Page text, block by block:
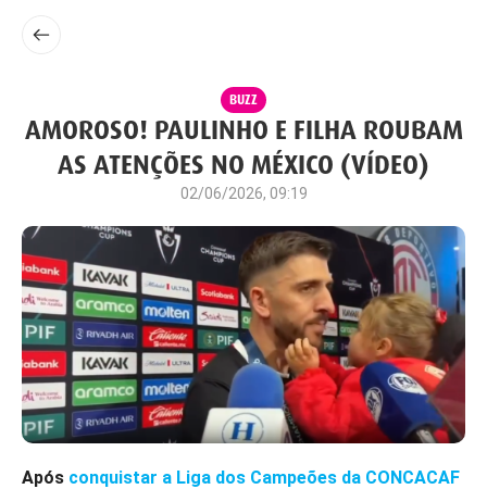
BUZZ
AMOROSO! PAULINHO E FILHA ROUBAM
AS ATENÇÕES NO MÉXICO (VÍDEO)
02/06/2026, 09:19
Após conquistar a Liga dos Campeões da CONCACAF